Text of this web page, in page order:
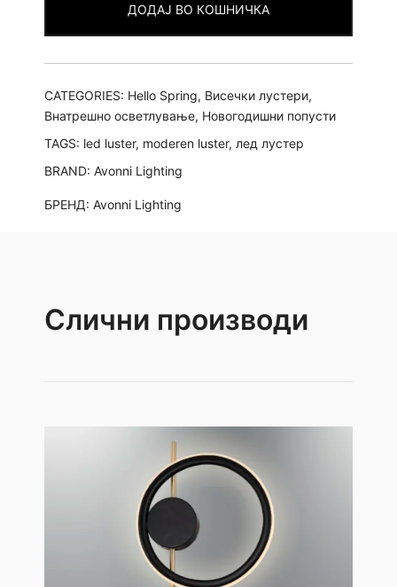
quantity
ДОДАЈ ВО КОШНИЧКА
CATEGORIES: Hello Spring, Висечки лустери,
Внатрешно осветлување, Новогодишни попусти
TAGS: led luster, moderen luster, лед лустер
BRAND: Avonni Lighting
БРЕНД: Avonni Lighting
Слични производи